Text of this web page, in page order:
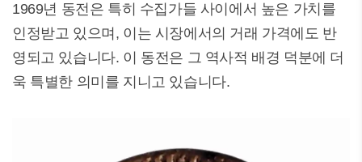
1969년 동전은 특히 수집가들 사이에서 높은 가치를
인정받고 있으며, 이는 시장에서의 거래 가격에도 반
영되고 있습니다. 이 동전은 그 역사적 배경 덕분에 더
욱 특별한 의미를 지니고 있습니다.